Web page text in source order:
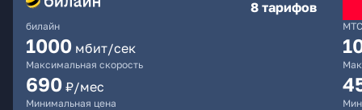
билайн
8 тарифов
1000 мбит/сек
Максимальная скорость
690 ₽/мес
Минимальная цена
МТС